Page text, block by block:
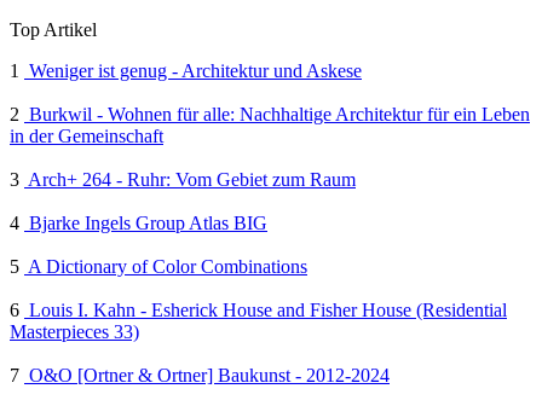
Top Artikel
1
Weniger ist genug - Architektur und Askese
2 Burkwil - Wohnen für alle: Nachhaltige Architektur für ein Leben
in der Gemeinschaft
3 Arch+ 264 - Ruhr: Vom Gebiet zum Raum
4 Bjarke Ingels Group Atlas BIG
5 A Dictionary of Color Combinations
6 Louis I. Kahn - Esherick House and Fisher House (Residential
Masterpieces 33)
7 O&O [Ortner & Ortner] Baukunst - 2012-2024